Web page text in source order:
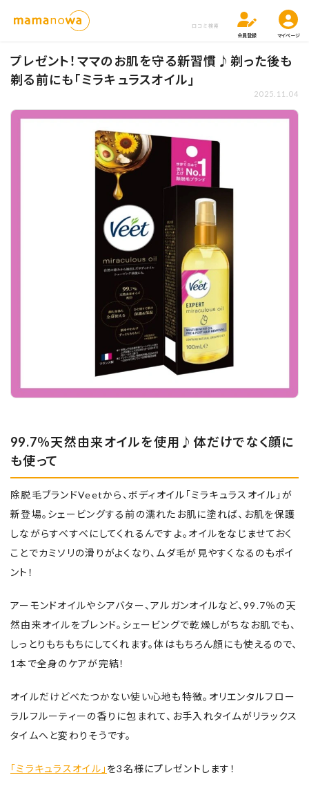
口コミ検索
会員登録
マイページ
プレゼント！ママのお肌を守る新習慣♪剃った後も
剃る前にも「ミラキュラスオイル」
2025.11.04
99.7％天然由来オイルを使用♪体だけでなく顔に
も使って
除脱毛ブランドVeetから、ボディオイル「ミラキュラスオイル」が
新登場。シェービングする前の濡れたお肌に塗れば、お肌を保護
しながらすべすべにしてくれるんですよ。オイルをなじませておく
ことでカミソリの滑りがよくなり、ムダ毛が見やすくなるのもポイ
ント！
アーモンドオイルやシアバター、アルガンオイルなど、99.7％の天
然由来オイルをブレンド。シェービングで乾燥しがちなお肌でも、
しっとりもちもちにしてくれます。体はもちろん顔にも使えるので、
1本で全身のケアが完結！
オイルだけどべたつかない使い心地も特徴。オリエンタルフロー
ラルフルーティーの香りに包まれて、お手入れタイムがリラックス
タイムへと変わりそうです。
「ミラキュラスオイル」 を3名様にプレゼントします！